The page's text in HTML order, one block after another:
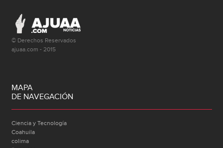
© Derechos Reservados
ajuaa.com - 2015
MAPA
DE NAVEGACIÓN
Ciencia y Tecnología
Coahuila
colima